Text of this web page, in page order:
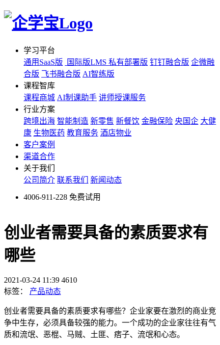
学习平台
通用SaaS版
国际版LMS 私有部署版 钉钉融合版 企微融
合版 飞书融合版 AI智练版
课程智库
课程商城 AI制课助手 讲师授课服务
行业方案
跨境出海 智能制造 新零售 新餐饮 金融保险 央国企 大健
康 生物医药 教育服务 酒店物业
客户案例
渠道合作
关于我们
公司简介 联系我们 新闻动态
4006-911-228 免费试用
创业者需要具备的素质要求有
哪些
2021-03-24 11:39 4610
标签：
产品动态
创业者需要具备的素质要求有哪些？企业家要在激烈的商业竞
争中生存，必须具备较强的能力。一个成功的企业家往往有气
质和流氓、恶棍、马贼、土匪、痞子、流氓和心态。